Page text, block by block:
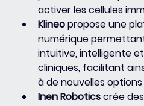
activer les cellules
Klineo propose une
numérique
intuitive, intelligente
cliniques, facilitant
à de nouvelles
Inen Robotics crée